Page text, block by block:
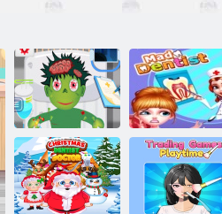
Monster Haigla Hull hambaarst